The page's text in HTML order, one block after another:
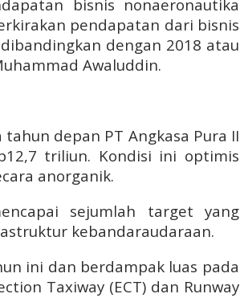
bisnis nonaeronautika
pendapatan dari bisnis
dengan 2018 atau
Awaluddin.
depan PT Angkasa Pura II
triliun. Kondisi ini optimis
anorganik.
sejumlah target yang
kebandaraudaraan.
ini dan berdampak luas pada
Taxiway (ECT) dan Runway